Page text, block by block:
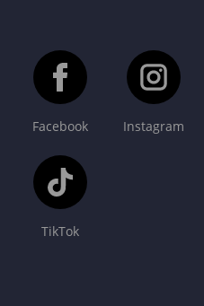
Facebook Instagram
TikTok